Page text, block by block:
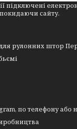
підключені
сайту.
рулонних штор
по телефону або